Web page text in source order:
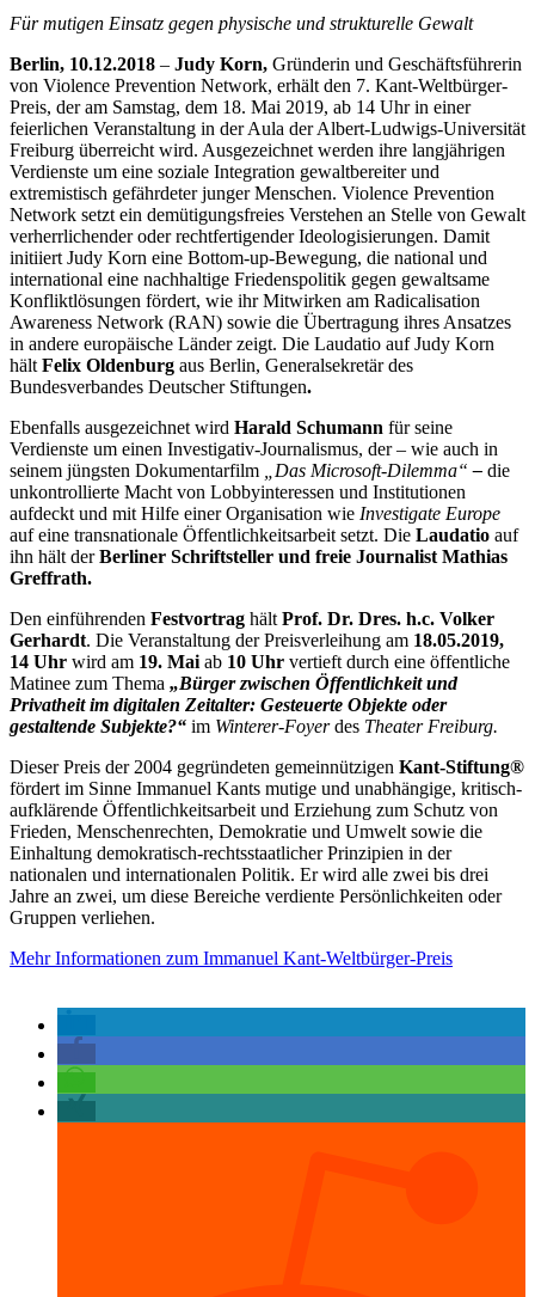
Für mutigen Einsatz gegen physische und strukturelle Gewalt
Berlin, 10.12.2018 – Judy Korn, Gründerin und Geschäftsführerin
von Violence Prevention Network, erhält den 7. Kant-Weltbürger-
Preis, der am Samstag, dem 18. Mai 2019, ab 14 Uhr in einer
feierlichen Veranstaltung in der Aula der Albert-Ludwigs-Universität
Freiburg überreicht wird. Ausgezeichnet werden ihre langjährigen
Verdienste um eine soziale Integration gewaltbereiter und
extremistisch gefährdeter junger Menschen. Violence Prevention
Network setzt ein demütigungsfreies Verstehen an Stelle von Gewalt
verherrlichender oder rechtfertigender Ideologisierungen. Damit
initiiert Judy Korn eine Bottom-up-Bewegung, die national und
international eine nachhaltige Friedenspolitik gegen gewaltsame
Konfliktlösungen fördert, wie ihr Mitwirken am Radicalisation
Awareness Network (RAN) sowie die Übertragung ihres Ansatzes
in andere europäische Länder zeigt. Die Laudatio auf Judy Korn
hält Felix Oldenburg aus Berlin, Generalsekretär des
Bundesverbandes Deutscher Stiftungen.
Ebenfalls ausgezeichnet wird Harald Schumann für seine
Verdienste um einen Investigativ-Journalismus, der – wie auch in
seinem jüngsten Dokumentarfilm
„Das Microsoft-Dilemma“– die
unkontrollierte Macht von Lobbyinteressen und Institutionen
aufdeckt und mit Hilfe einer Organisation wie Investigate Europe
auf eine transnationale Öffentlichkeitsarbeit setzt. Die Laudatio auf
ihn hält derBerliner Schriftsteller und freie Journalist Mathias
Greffrath.
Den einführenden Festvortrag hält Prof. Dr. Dres. h.c. Volker
Gerhardt. Die Veranstaltung der Preisverleihung am 18.05.2019,
14 Uhr wird am 19. Mai ab 10 Uhr vertieft durch eine öffentliche
Matinee zum Thema „Bürger zwischen Öffentlichkeit und
Privatheit im digitalen Zeitalter: Gesteuerte Objekte oder
gestaltende Subjekte?“ im Winterer-Foyerdes Theater Freiburg.
Dieser Preis der 2004 gegründeten gemeinnützigen Kant-Stiftung®
fördert im Sinne Immanuel Kants mutige und unabhängige, kritisch-
aufklärende Öffentlichkeitsarbeit und Erziehung zum Schutz von
Frieden, Menschenrechten, Demokratie und Umwelt sowie die
Einhaltung demokratisch-rechtsstaatlicher Prinzipien in der
nationalen und internationalen Politik. Er wird alle zwei bis drei
Jahre an zwei, um diese Bereiche verdiente Persönlichkeiten oder
Gruppen verliehen.
Mehr Informationen zum Immanuel Kant-Weltbürger-Preis